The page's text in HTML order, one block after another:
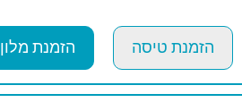
הזמנת טיסה הזמנת מלון